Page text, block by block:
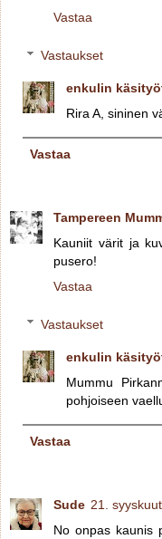
Vastaa
Vastaukset
enkulin
Rira A, sininen
Vastaa
Tampereen
Kauniit värit ja
pusero!
Vastaa
Vastaukset
enkulin
Mummu
pohjoiseen
Vastaa
Sude 21.
No onpas kaunis